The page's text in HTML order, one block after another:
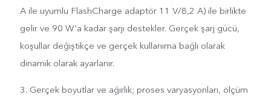
A ile uyumlu FlashCharge adaptör 11 V/8,2 A) ile birlikte
gelir ve 90 W'a kadar şarjı destekler. Gerçek şarj gücü,
koşullar değiştikçe ve gerçek kullanıma bağlı olarak
dinamik olarak ayarlanır.
3. Gerçek boyutlar ve ağırlık; proses varyasyonları, ölçüm